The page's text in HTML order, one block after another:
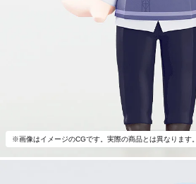
※画像はイメージのCGです。実際の商品とは異なります。